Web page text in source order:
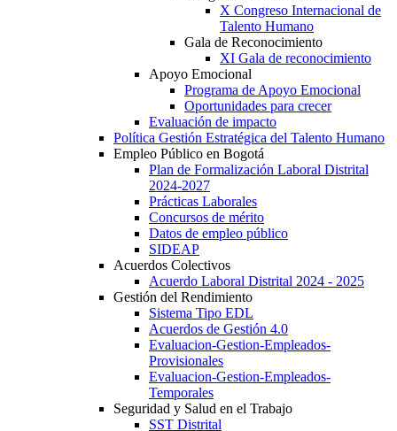
X Congreso Internacional de
Talento Humano
Gala de Reconocimiento
XI Gala de reconocimiento
Apoyo Emocional
Programa de Apoyo Emocional
Oportunidades para crecer
Evaluación de impacto
Política Gestión Estratégica del Talento Humano
Empleo Público en Bogotá
Plan de Formalización Laboral Distrital
2024-2027
Prácticas Laborales
Concursos de mérito
Datos de empleo público
SIDEAP
Acuerdos Colectivos
Acuerdo Laboral Distrital 2024 - 2025
Gestión del Rendimiento
Sistema Tipo EDL
Acuerdos de Gestión 4.0
Evaluacion-Gestion-Empleados-
Provisionales
Evaluacion-Gestion-Empleados-
Temporales
Seguridad y Salud en el Trabajo
SST Distrital